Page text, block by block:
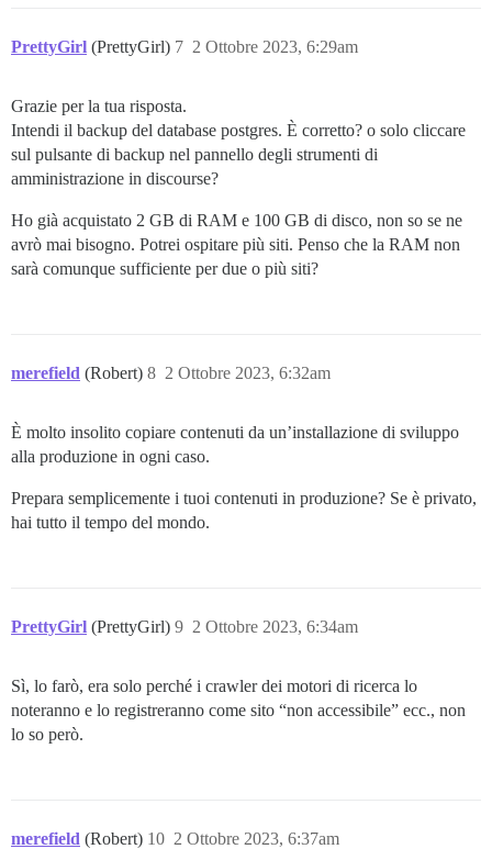
PrettyGirl (PrettyGirl) 2 Ottobre 2023, 6:29am
7
Grazie per la tua risposta.
Intendi il backup del database postgres. È corretto? o solo cliccare
sul pulsante di backup nel pannello degli strumenti di
amministrazione in discourse?
Ho già acquistato 2 GB di RAM e 100 GB di disco, non so se ne
avrò mai bisogno. Potrei ospitare più siti. Penso che la RAM non
sarà comunque sufficiente per due o più siti?
merefield (Robert) 2 Ottobre 2023, 6:32am
8
È molto insolito copiare contenuti da un’installazione di sviluppo
alla produzione in ogni caso.
Prepara semplicemente i tuoi contenuti in produzione? Se è privato,
hai tutto il tempo del mondo.
PrettyGirl (PrettyGirl) 2 Ottobre 2023, 6:34am
9
Sì, lo farò, era solo perché i crawler dei motori di ricerca lo
noteranno e lo registreranno come sito “non accessibile” ecc., non
lo so però.
merefield (Robert) 2 Ottobre 2023, 6:37am
10